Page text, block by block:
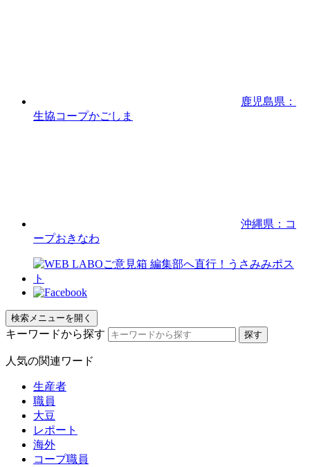
鹿児島県：
生協コープかごしま
沖縄県：コ
ープおきなわ
検索メニューを開く
キーワードから探す
人気の関連ワード
生産者
職員
大豆
レポート
海外
コープ職員